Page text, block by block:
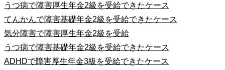
うつ病で障害厚生年金2級を受給できたケース
てんかんで障害基礎年金2級を受給できたケース
気分障害で障害厚生年金2級を受給
うつ病で障害基礎年金2級を受給できたケース
ADHDで障害厚生年金3級を受給できたケース